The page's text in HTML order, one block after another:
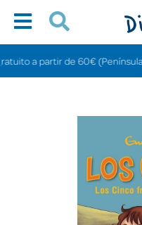
a partir de 60€ (Península).